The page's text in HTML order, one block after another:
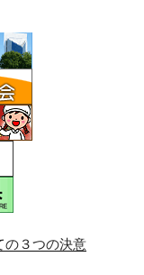
の３つの決意